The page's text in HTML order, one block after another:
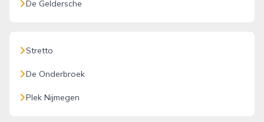
De Geldersche
Stretto
De Onderbroek
Plek Nijmegen